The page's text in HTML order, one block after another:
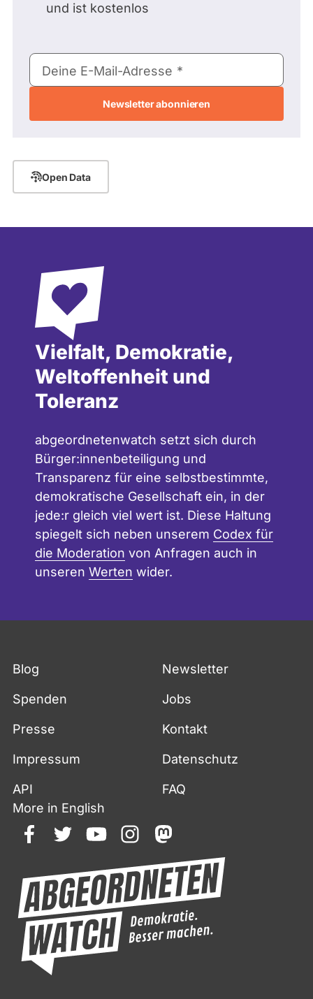
und ist kostenlos
E-
Mail-
Deine E-Mail-Adresse
Open Data
Vielfalt, Demokratie,
Weltoffenheit und
Toleranz
abgeordnetenwatch setzt sich durch
Bürger:innenbeteiligung und
Transparenz für eine selbstbestimmte,
demokratische Gesellschaft ein, in der
jede:r gleich viel wert ist. Diese Haltung
spiegelt sich neben unserem Codex für
die Moderation von Anfragen auch in
unseren Werten wider.
Blog Newsletter
Spenden Jobs
Presse Kontakt
Impressum Datenschutz
API
FAQ
More in English
facebooktwitteryoutubeinstagrammastodon